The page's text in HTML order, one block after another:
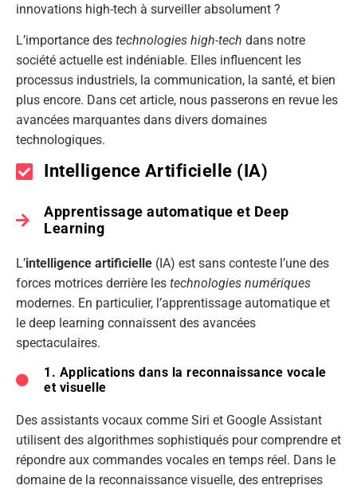
innovations high-tech à surveiller absolument ?
L’importance des technologies high-tech dans notre
société actuelle est indéniable. Elles influencent les
processus industriels, la communication, la santé, et bien
plus encore. Dans cet article, nous passerons en revue les
avancées marquantes dans divers domaines
technologiques.
Intelligence Artificielle (IA)
Apprentissage automatique et Deep
Learning
L’intelligence artificielle (IA) est sans conteste l’une des
forces motrices derrière les technologies numériques
modernes. En particulier, l’apprentissage automatique et
le deep learning connaissent des avancées
spectaculaires.
1. Applications dans la reconnaissance vocale
et visuelle
Des assistants vocaux comme Siri et Google Assistant
utilisent des algorithmes sophistiqués pour comprendre et
répondre aux commandes vocales en temps réel. Dans le
domaine de la reconnaissance visuelle, des entreprises